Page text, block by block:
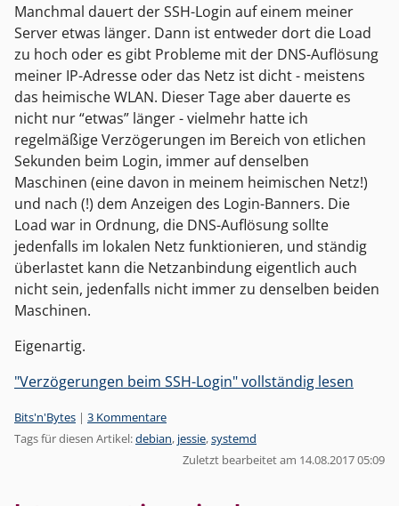
Manchmal dauert der SSH-Login auf einem meiner
Server etwas länger. Dann ist entweder dort die Load
zu hoch oder es gibt Probleme mit der DNS-Auflösung
meiner IP-Adresse oder das Netz ist dicht - meistens
das heimische WLAN. Dieser Tage aber dauerte es
nicht nur “etwas” länger - vielmehr hatte ich
regelmäßige Verzögerungen im Bereich von etlichen
Sekunden beim Login, immer auf denselben
Maschinen (eine davon in meinem heimischen Netz!)
und nach (!) dem Anzeigen des Login-Banners. Die
Load war in Ordnung, die DNS-Auflösung sollte
jedenfalls im lokalen Netz funktionieren, und ständig
überlastet kann die Netzanbindung eigentlich auch
nicht sein, jedenfalls nicht immer zu denselben beiden
Maschinen.
Eigenartig.
"Verzögerungen beim SSH-Login" vollständig lesen
Kategorien:
Bits'n'Bytes | 3 Kommentare
Tags für diesen Artikel:debian, jessie,systemd
Zuletzt bearbeitet am 14.08.2017 05:09